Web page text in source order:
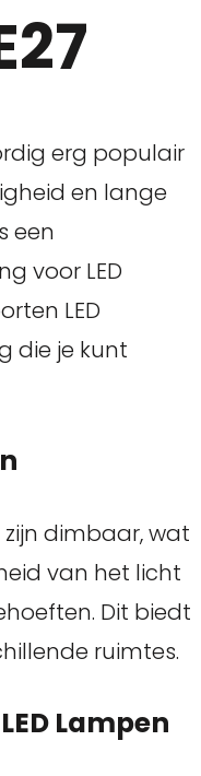
erg populair
en lange
een
voor LED
LED
die je kunt
zijn dimbaar, wat
van het licht
Dit biedt
ruimtes.
Lampen